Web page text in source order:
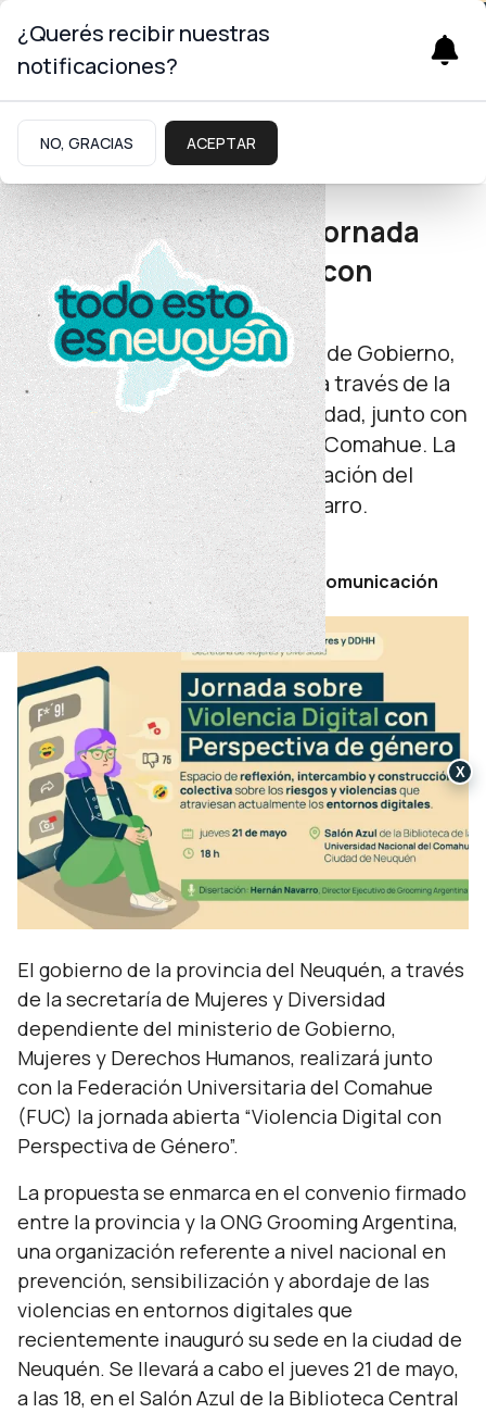
Gobierno
Charla abierta
Neuquén invita a una jornada
sobre violencia digital con
perspectiva de género
Es organizada por el ministerio de Gobierno,
Mujeres y Derechos Humanos a través de la
secretaría de Mujeres y Diversidad, junto con
la Federación Universitaria del Comahue. La
actividad contará con la disertación del
referente nacional Hernán Navarro.
martes 19 de mayo de 2026
Por Secretaría de Prensa y Comunicación
El gobierno de la provincia del Neuquén, a través
de la secretaría de Mujeres y Diversidad
dependiente del ministerio de Gobierno,
Mujeres y Derechos Humanos, realizará junto
con la Federación Universitaria del Comahue
(FUC) la jornada abierta “Violencia Digital con
Perspectiva de Género”.
La propuesta se enmarca en el convenio firmado
entre la provincia y la ONG Grooming Argentina,
una organización referente a nivel nacional en
prevención, sensibilización y abordaje de las
violencias en entornos digitales que
recientemente inauguró su sede en la ciudad de
Neuquén. Se llevará a cabo el jueves 21 de mayo,
a las 18, en el Salón Azul de la Biblioteca Central
¿Querés recibir nuestras
notificaciones?
NO, GRACIAS ACEPTAR
X